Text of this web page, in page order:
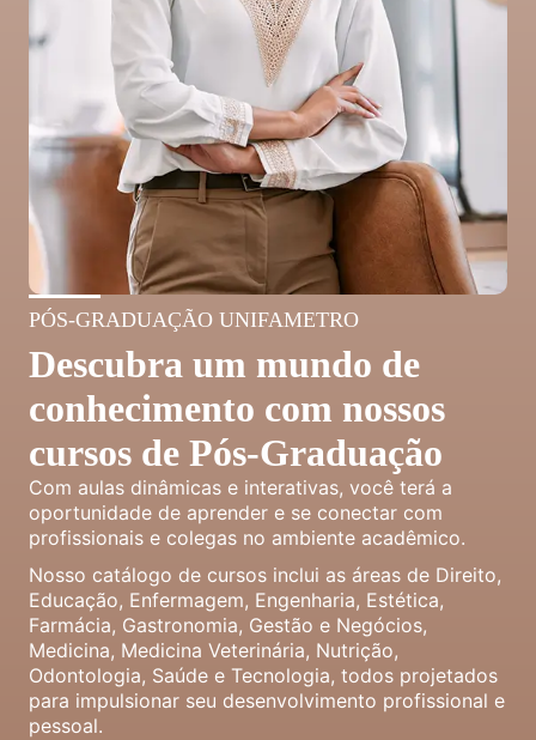
PÓS-GRADUAÇÃO UNIFAMETRO
Descubra um mundo de
conhecimento com nossos
cursos de Pós-Graduação
Com aulas dinâmicas e interativas, você terá a
oportunidade de aprender e se conectar com
profissionais e colegas no ambiente acadêmico.
Nosso catálogo de cursos inclui as áreas de Direito,
Educação, Enfermagem, Engenharia, Estética,
Farmácia, Gastronomia, Gestão e Negócios,
Medicina, Medicina Veterinária, Nutrição,
Odontologia, Saúde e Tecnologia, todos projetados
para impulsionar seu desenvolvimento profissional e
pessoal.